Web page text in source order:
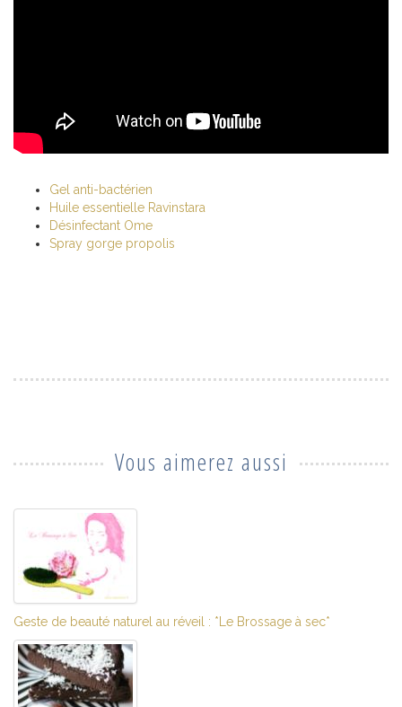
Gel anti-bactérien
Huile essentielle Ravinstara
Désinfectant Ome
Spray gorge propolis
Vous aimerez aussi
Geste de beauté naturel au réveil : *Le Brossage à sec*